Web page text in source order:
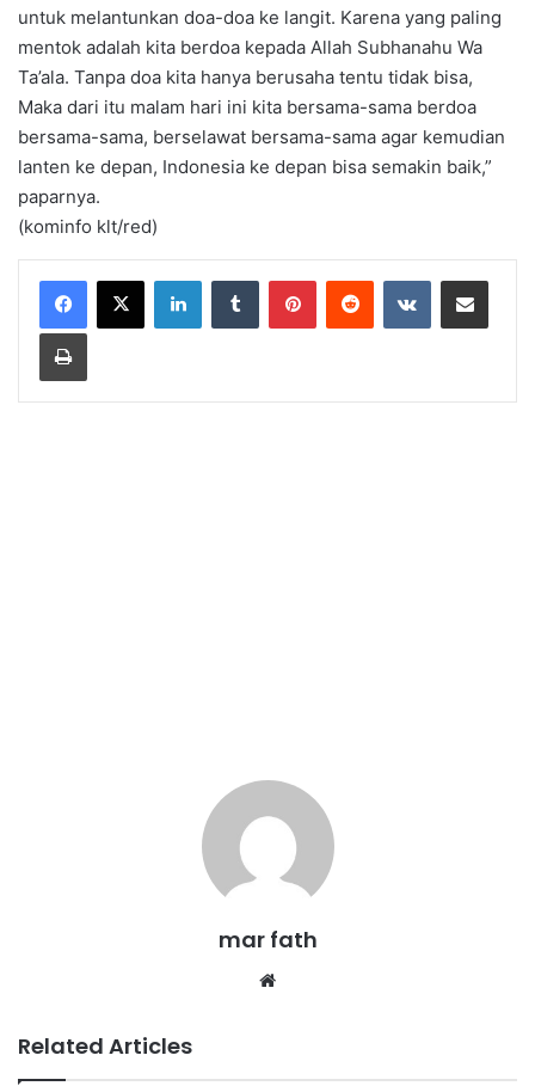
untuk melantunkan doa-doa ke langit. Karena yang paling
mentok adalah kita berdoa kepada Allah Subhanahu Wa
Ta’ala. Tanpa doa kita hanya berusaha tentu tidak bisa,
Maka dari itu malam hari ini kita bersama-sama berdoa
bersama-sama, berselawat bersama-sama agar kemudian
lanten ke depan, Indonesia ke depan bisa semakin baik,”
paparnya.
(kominfo klt/red)
mar fath
Related Articles